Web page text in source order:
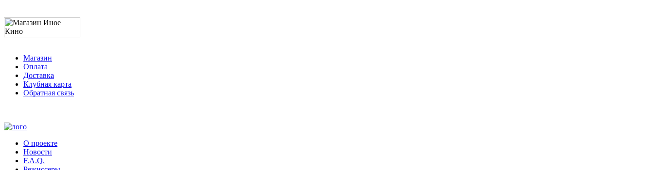
Магазин
Оплата
Доставка
Клубная карта
Обратная связь
О проекте
Новости
F.A.Q.